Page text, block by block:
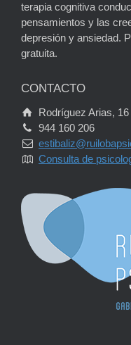
terapia cognitiva
pensamientos y las
depresión y ansiedad.
gratuita.
CONTACTO
Rodríguez Arias,
944 160 206
Consulta de